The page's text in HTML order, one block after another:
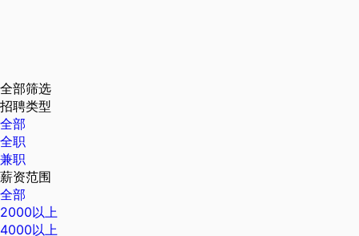
全部筛选
招聘类型
全部
全职
兼职
薪资范围
全部
2000以上
4000以上